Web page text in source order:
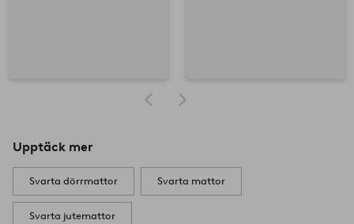
Upptäck mer
Svarta dörrmattor Svarta mattor
Svarta jutemattor